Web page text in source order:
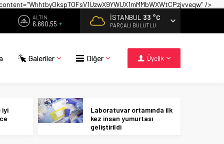
/>
ALTIN
6.660,55
İSTANBUL 33 °C
PARÇALI BULUTLU
Galeriler Diğer Üyelik
iyi
Laboratuvar ortamında ilk
kez insan yumurtası
geliştirildi